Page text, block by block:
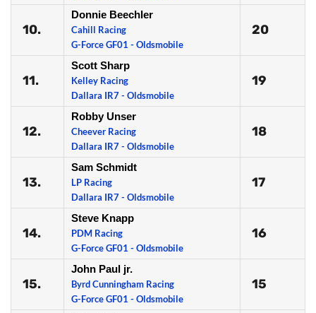
10.
Donnie Beechler
Cahill Racing
G-Force GF01 - Oldsmobile
20
11.
Scott Sharp
Kelley Racing
Dallara IR7 - Oldsmobile
19
12.
Robby Unser
Cheever Racing
Dallara IR7 - Oldsmobile
18
13.
Sam Schmidt
LP Racing
Dallara IR7 - Oldsmobile
17
14.
Steve Knapp
PDM Racing
G-Force GF01 - Oldsmobile
16
15.
John Paul jr.
Byrd Cunningham Racing
G-Force GF01 - Oldsmobile
15